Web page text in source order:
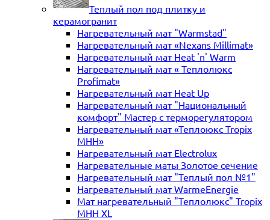
Теплый пол под плитку и
керамогранит
Нагревательный мат "Warmstad"
Нагревательный мат «Nexans Millimat»
Нагревательный мат Heat 'n' Warm
Нагревательный мат « Теплолюкс
Profimat»
Нагревательный мат Heat Up
Нагревательный мат "Национальный
комфорт" Мастер с терморегулятором
Нагревательный мат «Теплоюкс Tropix
MHH»
Нагревательный мат Electrolux
Нагревательные маты Золотое сечение
Нагревательный мат "Теплый пол №1"
Нагревательный мат WarmeEnergie
Мат нагревательный "Теплолюкс" Tropix
МНН XL